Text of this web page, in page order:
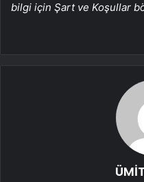
bilgi için Şart ve Koşullar